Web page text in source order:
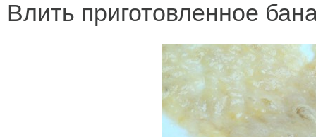
Влить приготовленное